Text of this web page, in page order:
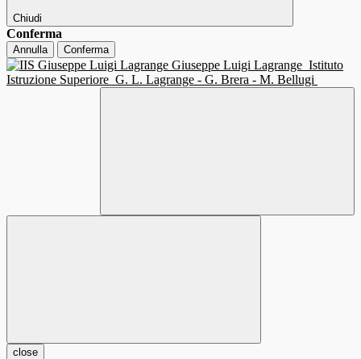
Chiudi
Conferma
Annulla Conferma
Giuseppe Luigi Lagrange Istituto
Istruzione Superiore G. L. Lagrange - G. Brera - M. Bellugi
close